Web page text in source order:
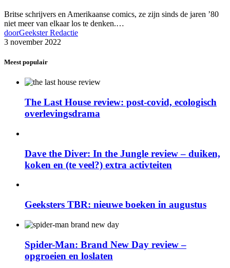
Britse schrijvers en Amerikaanse comics, ze zijn sinds de jaren ’80
niet meer van elkaar los te denken.…
doorGeekster Redactie
3 november 2022
Meest populair
The Last House review: post-covid, ecologisch
overlevingsdrama
Dave the Diver: In the Jungle review – duiken,
koken en (te veel?) extra activteiten
Geeksters TBR: nieuwe boeken in augustus
Spider-Man: Brand New Day review –
opgroeien en loslaten